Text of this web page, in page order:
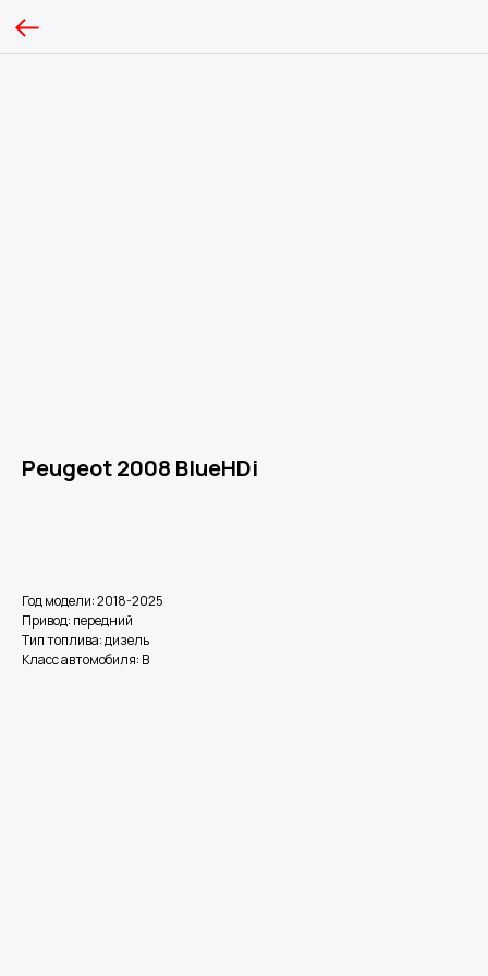
Peugeot 2008 BlueHDi
Год модели: 2018-2025
Привод: передний
Тип топлива: дизель
Класс автомобиля: В